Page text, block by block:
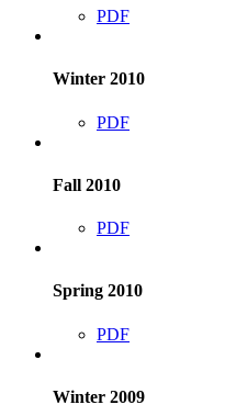
PDF
Winter 2010
PDF
Fall 2010
PDF
Spring 2010
PDF
Winter 2009